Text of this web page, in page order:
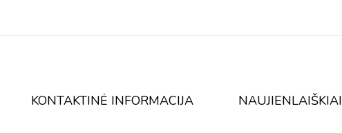
KONTAKTINĖ INFORMACIJA NAUJIENLAIŠKIAI